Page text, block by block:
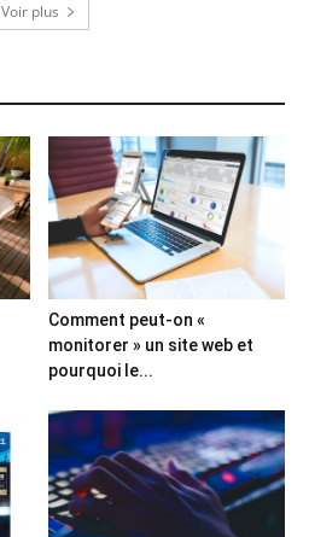
Voir plus
Comment peut-on «
monitorer » un site web et
pourquoi le...